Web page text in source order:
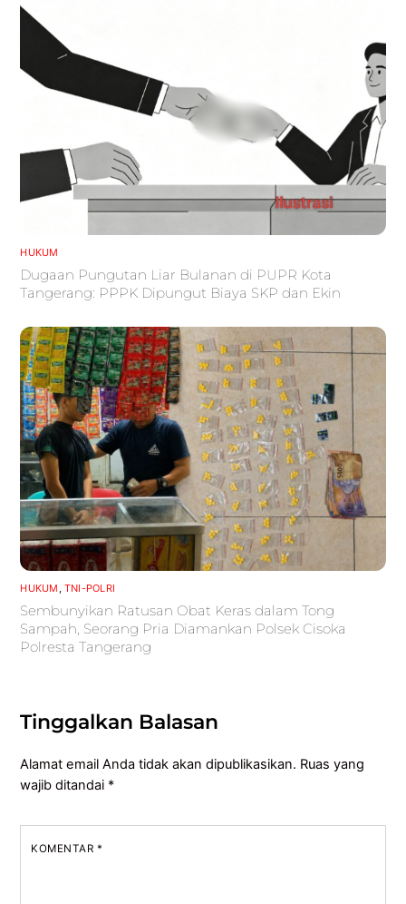
HUKUM
Dugaan Pungutan Liar Bulanan di PUPR Kota
Tangerang: PPPK Dipungut Biaya SKP dan Ekin
HUKUM , TNI-POLRI
Sembunyikan Ratusan Obat Keras dalam Tong
Sampah, Seorang Pria Diamankan Polsek Cisoka
Polresta Tangerang
Tinggalkan Balasan
Alamat email Anda tidak akan dipublikasikan. Ruas yang
wajib ditandai *
KOMENTAR *